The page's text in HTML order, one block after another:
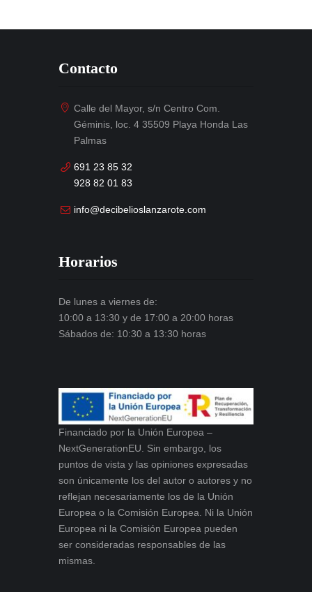
Contacto
Calle del Mayor, s/n Centro Com.
Géminis, loc. 4 35509 Playa Honda Las
Palmas
691 23 85 32
928 82 01 83
info@decibelioslanzarote.com
Horarios
De lunes a viernes de:
10:00 a 13:30 y de 17:00 a 20:00 horas
Sábados de: 10:30 a 13:30 horas
Financiado por la Unión Europea –
NextGenerationEU. Sin embargo, los
puntos de vista y las opiniones expresadas
son únicamente los del autor o autores y no
reflejan necesariamente los de la Unión
Europea o la Comisión Europea. Ni la Unión
Europea ni la Comisión Europea pueden
ser consideradas responsables de las
mismas.